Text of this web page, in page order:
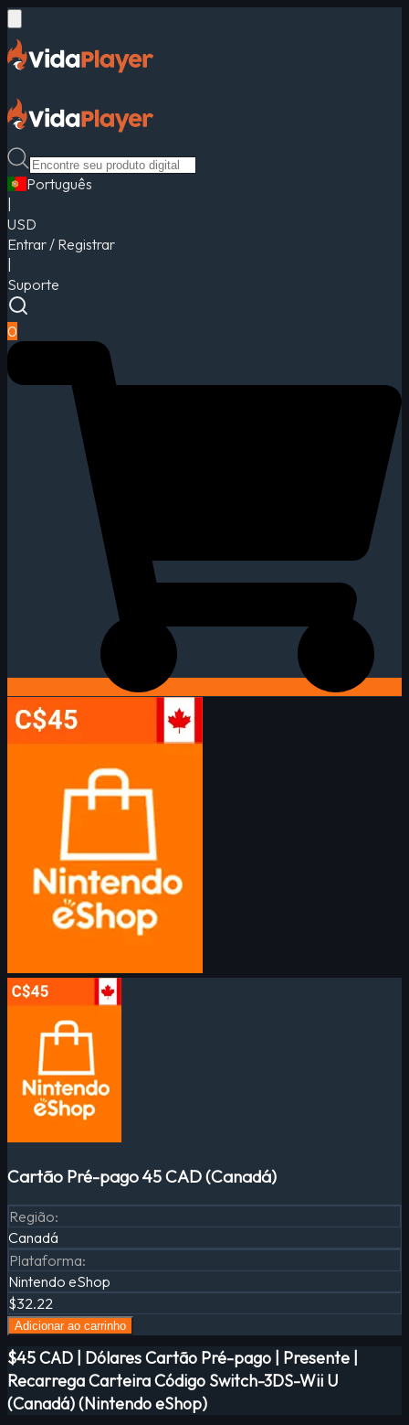
Português
USD
Entrar / Registrar
Suporte
0
Cartão Pré-pago 45 CAD (Canadá)
Região:
Canadá
Plataforma:
Nintendo eShop
$32.22
Adicionar ao carrinho
$45 CAD | Dólares Cartão Pré-pago | Presente |
Recarrega Carteira Código Switch-3DS-Wii U
(Canadá) (Nintendo eShop)